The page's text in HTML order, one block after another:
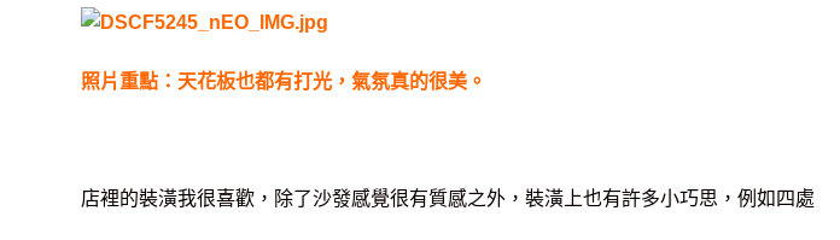
照片重點：天花板也都有打光，氣氛真的很美。
店裡的裝潢我很喜歡，除了沙發感覺很有質感之外，裝潢上也有許多小巧思，例如四處